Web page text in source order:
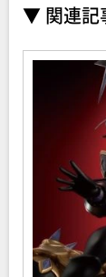
▼ 関連記